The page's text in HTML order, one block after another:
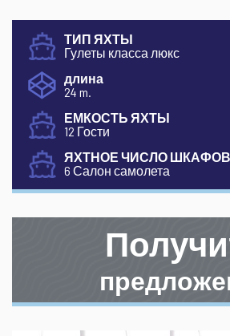
ТИП ЯХТЫ
Гулеты класса люкс
длина
24 m.
ЕМКОСТЬ ЯХТЫ
12 Гости
ЯХТНОЕ ЧИСЛО ШКАФОВ
6 Салон самолета